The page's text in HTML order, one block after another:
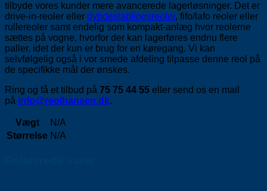
tilbyde vores kunder mere avancerede lagerløsninger. Det er
drive-in-reoler eller dybdestablingsreoler, fifo/lafo reoler eller
rullereoler samt endelig som kompakt-anlæg hvor reolerne
sættes på vogne, hvorfor der kan lagerføres endnu flere
paller, idet der kun er brug for en køregang. Vi kan
selvfølgelig også i vor smede afdeling tilpasse denne reol på
de specifikke mål der ønskes.
Ring og få et tilbud på 75 75 44 55 eller send os en mail
på info@reolhansen.dk.
Vægt
N/A
Størrelse N/A